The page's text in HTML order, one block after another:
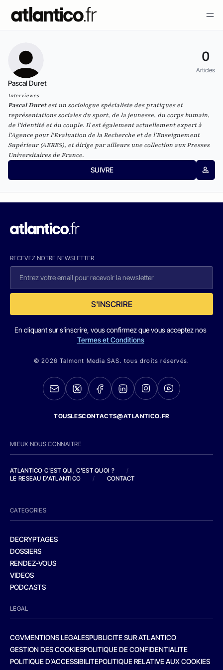
0
Articles
Pascal Duret
Interviewes
Pascal Duretest un sociologue spécialiste des pratiques et
représentations sociales du sport, de la jeunesse, du corps humain,
de l'identité et du couple. Il est également actuellement expert à
l'Agence pour l'Evaluation de la Recherche et de l'Enseignement
Supérieur (AERES), et dirige par ailleurs une collection aux Presses
Universitaires de France.
SUIVRE
RECEVEZ NOTRE NEWSLETTER
S'INSCRIRE
En cliquant sur s'inscrire, vous confirmez que vous acceptez nos
Termes et Conditions
© 2026 Talmont Media SAS. tous droits réservés.
TOUSLESCONTACTS@ATLANTICO.FR
MIEUX NOUS CONNAITRE
ATLANTICO C'EST QUI, C'EST QUOI ?
/
LE RESEAU D'ATLANTICO
/ CONTACT
CATEGORIES
DECRYPTAGES
DOSSIERS
RENDEZ-VOUS
VIDEOS
PODCASTS
LEGAL
CGVMENTIONS LEGALESPUBLICITE SUR ATLANTICO
GESTION DES COOKIESPOLITIQUE DE CONFIDENTIALITE
POLITIQUE D’ACCESSIBILITEPOLITIQUE RELATIVE AUX COOKIES